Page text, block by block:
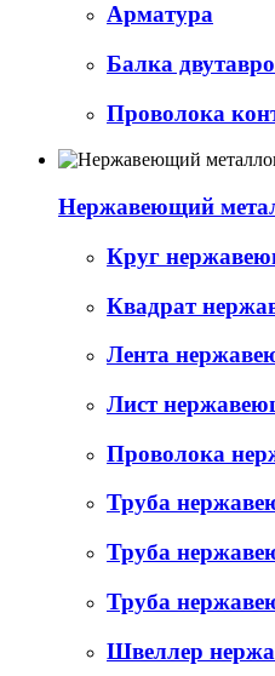
Арматура
Балка
Проволока
Нержавеющий
Круг
Квадрат
Лента
Лист
Проволока
Труба
Труба
Труба
Швеллер